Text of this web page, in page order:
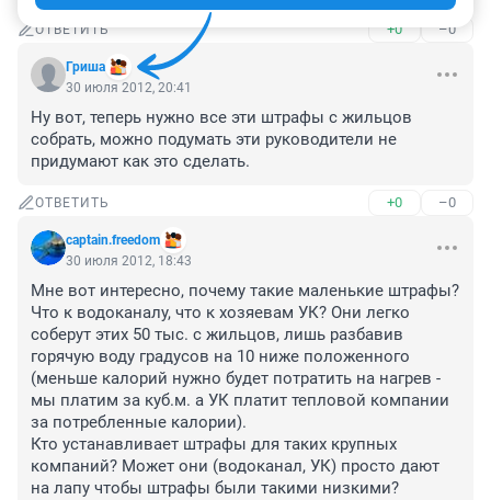
ОТВЕТИТЬ +0 –0
Гриша
30 июля 2012, 20:41
Ну вот, теперь нужно все эти штрафы с жильцов
собрать, можно подумать эти руководители не
придумают как это сделать.
ОТВЕТИТЬ +0 –0
captain.freedom
30 июля 2012, 18:43
Мне вот интересно, почему такие маленькие штрафы?
Что к водоканалу, что к хозяевам УК? Они легко
соберут этих 50 тыс. с жильцов, лишь разбавив
горячую воду градусов на 10 ниже положенного
(меньше калорий нужно будет потратить на нагрев -
мы платим за куб.м. а УК платит тепловой компании
за потребленные калории).
Кто устанавливает штрафы для таких крупных
компаний? Может они (водоканал, УК) просто дают
на лапу чтобы штрафы были такими низкими?